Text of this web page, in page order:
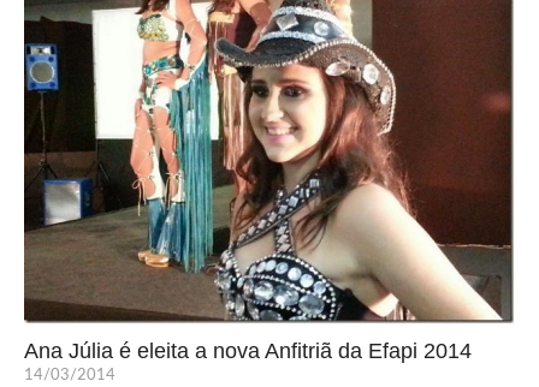
Ana Júlia é eleita a nova Anfitriã da Efapi 2014
14/03/2014